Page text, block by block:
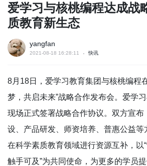
爱学习与核桃编程达成战
质教育新生态
yangfan
2021-08-18 16:28:11 快讯
8月18日，爱学习教育集团与核桃编程
梦，共启未来”战略合作发布会。爱学
现场正式签署战略合作协议。双方宣布
设、产品研发、师资培养、普惠公益等
在科学素质教育领域进行资源互补，以
触手可及”为共同使命，为更多的学员